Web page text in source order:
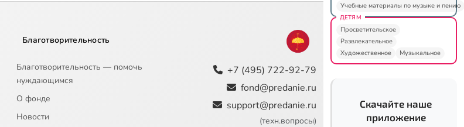
Благотворительность
Благотворительность — помочь
нуждающимся
О фонде
Новости
+7 (495) 722-92-79
fond@predanie.ru
support@predanie.ru
(техн.вопросы)
Учебные материалы по музыке и пению
ДЕТЯМ
Просветительское
Развлекательное
Художественное
Музыкальное
Скачайте наше
приложение